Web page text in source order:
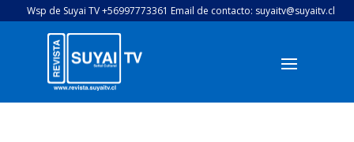
Wsp de Suyai TV +56997773361 Email de contacto: suyaitv@suyaitv.cl